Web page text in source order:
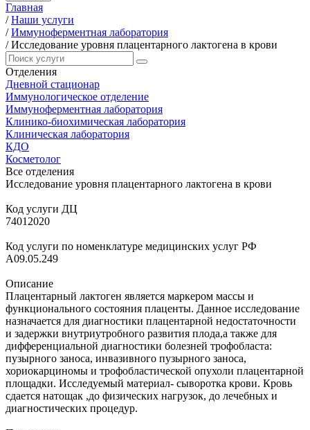
Главная
/ Наши услуги
/ Иммуноферментная лаборатория
/ Исследование уровня плацентарного лактогена в крови
Отделения
Дневной стационар
Иммунологическое отделение
Иммуноферментная лаборатория
Клинико-биохимическая лаборатория
Клиническая лаборатория
КДО
Косметолог
Все отделения
Исследование уровня плацентарного лактогена в крови
Код услуги ДЦ
74012020
Код услуги по номенклатуре медицинских услуг РФ
A09.05.249
Описание
Плацентарный лактоген является маркером массы и
функционального состояния плаценты. Данное исследование
назначается для диагностики плацентарной недостаточности
и задержки внутриутробного развития плода,а также для
дифференциальной диагностики болезней трофобласта:
пузырного заноса, инвазивного пузырного заноса,
хориокарциномы и трофобластической опухоли плацентарной
площадки. Исследуемый материал- сыворотка крови. Кровь
сдается натощак ,до физических нагрузок, до лечебных и
диагностических процедур.